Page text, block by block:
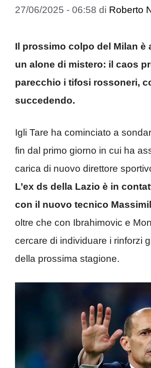
27/06/2025 - 06:58 di Roberto
Il prossimo colpo del Milan è
un alone di mistero: il caos
parecchio i tifosi rossoneri,
succedendo.
Igli Tare ha cominciato a
fin dal primo giorno in cui ha
carica di nuovo direttore
L’ex ds della Lazio è in
con il nuovo tecnico
oltre che con Ibrahimovic e
cercare di individuare i rinforzi
della prossima stagione.